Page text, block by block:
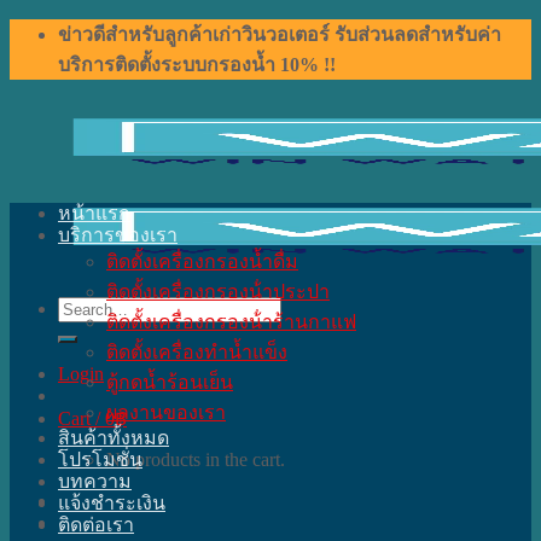
Skip
content
ข่าวดีสำหรับลูกค้าเก่าวินวอเตอร์ รับส่วนลดสำหรับค่า
บริการติดตั้งระบบกรองน้ำ 10% !!
Search
for:
Login
Cart /0฿
No products in the cart.
หน้าแรก
บริการของเรา
ติดตั้งเครื่องกรองน้ำดื่ม
ติดตั้งเครื่องกรองน้ําประปา
ติดตั้งเครื่องกรองน้ําร้านกาแฟ
ติดตั้งเครื่องทำน้ำแข็ง
ตู้กดน้ำร้อนเย็น
ผลงานของเรา
สินค้าทั้งหมด
โปรโมชั่น
บทความ
แจ้งชำระเงิน
ติดต่อเรา